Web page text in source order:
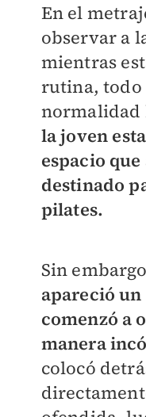
En el
observar a
mientras
rutina, todo
normalidad
la joven
espacio
destinado
pilates.
Sin
apareció
comenzó a
manera
colocó